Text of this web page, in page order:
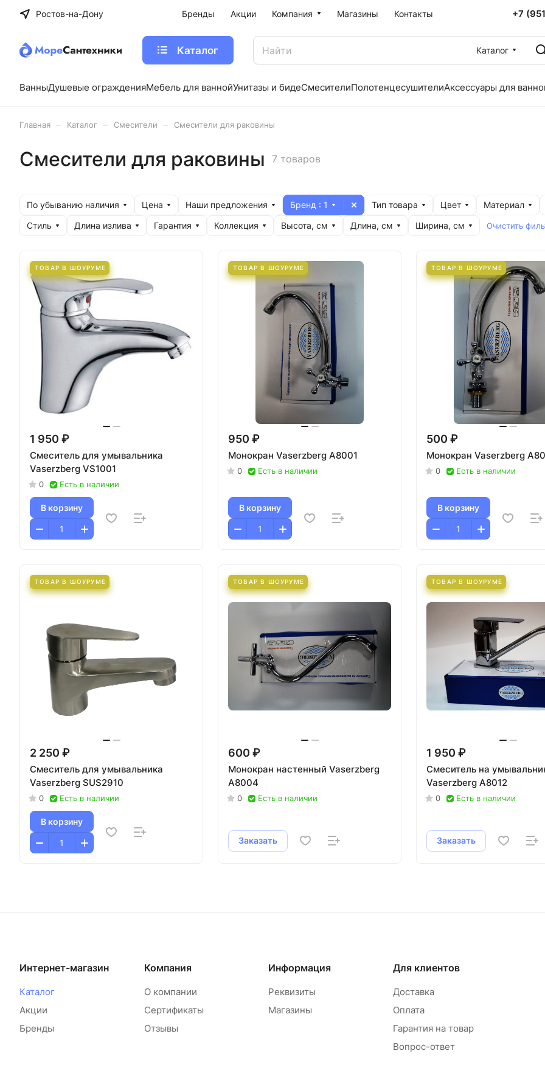
Ростов-на-Дону Бренды Акции Компания Магазины Контакты +7
Каталог Каталог
ВанныДушевые огражденияМебель для ваннойУнитазы и бидеСмесителиПолотенцесушителиАксессуары для
Главная Каталог Cмесители Смесители для раковины
Смесители для раковины 7 товаров
По убыванию наличия Цена Наши предложения Бренд : 1 Тип товара Цвет
Материал
Стиль
Длина излива Гарантия Коллекция Высота, см Длина, см Ширина, см Очистить
ТОВАР В ШОУРУМЕ
1 950 ₽
Смеситель для умывальника
Vaserzberg VS1001
0 Есть в наличии
В корзину
ТОВАР В ШОУРУМЕ
950 ₽
Монокран Vaserzberg А8001
0 Есть в наличии
В корзину
ТОВАР В ШОУРУМЕ
500 ₽
Монокран Vaserzberg
0 Есть в наличии
В корзину
ТОВАР В ШОУРУМЕ
2 250 ₽
Смеситель для умывальника
Vaserzberg SUS2910
0 Есть в наличии
В корзину
ТОВАР В ШОУРУМЕ
600 ₽
Монокран настенный Vaserzberg
А8004
0 Есть в наличии
Заказать
ТОВАР В ШОУРУМЕ
1 950 ₽
Смеситель на
Vaserzberg А8012
0 Есть в наличии
Заказать
Интернет-магазин
Каталог
Акции
Бренды
Компания
О компании
Сертификаты
Отзывы
Информация
Реквизиты
Магазины
Для клиентов
Доставка
Оплата
Гарантия на товар
Вопрос-ответ